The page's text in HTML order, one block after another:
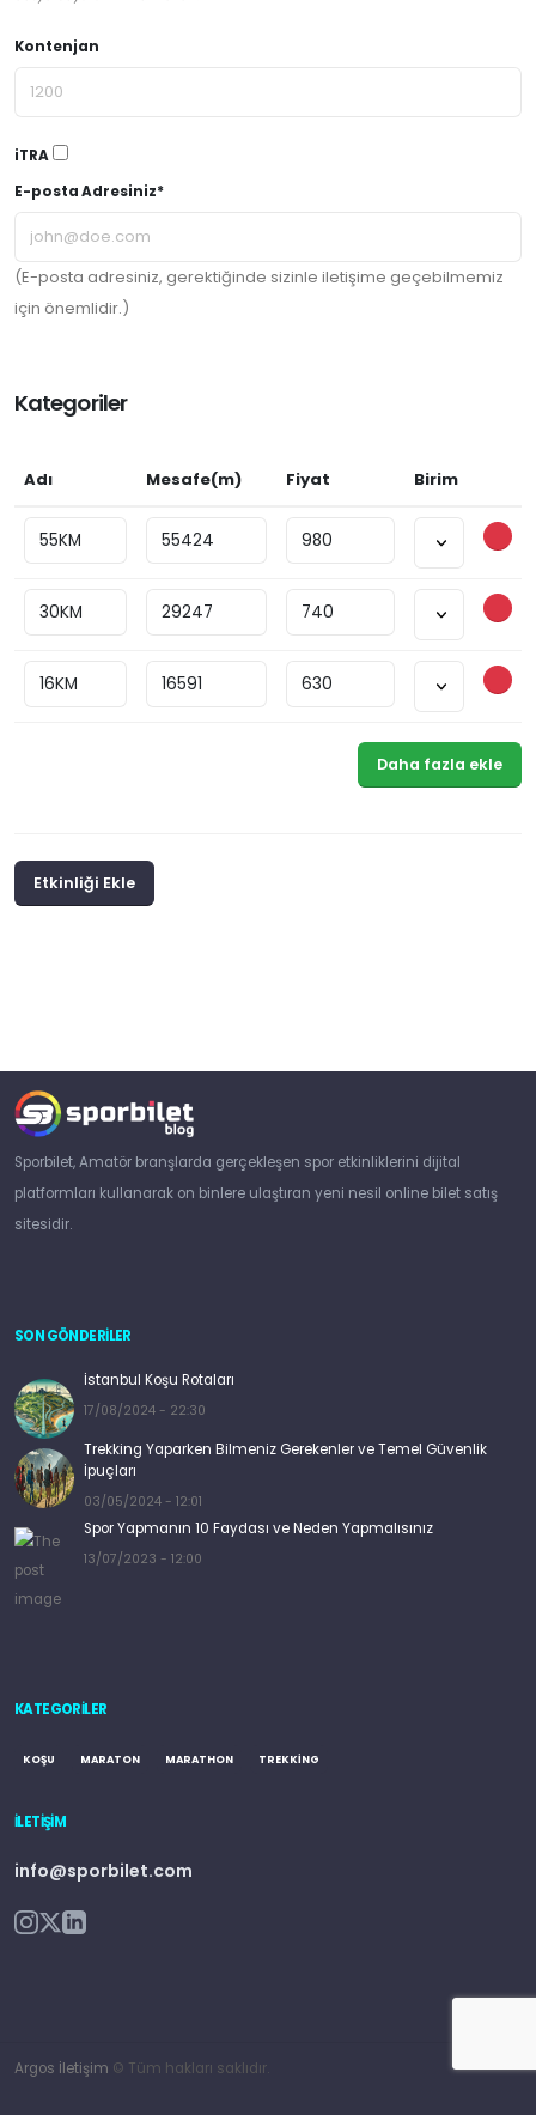
Kontenjan
iTRA
E-posta Adresiniz*
(E-posta adresiniz, gerektiğinde sizinle iletişime geçebilmemiz
için önemlidir.)
Kategoriler
Adı Mesafe(m) Fiyat Birim
Daha fazla ekle
Sporbilet, Amatör branşlarda gerçekleşen spor etkinliklerini dijital
platformları kullanarak on binlere ulaştıran yeni nesil online bilet satış
sitesidir.
SON GÖNDERİLER
İstanbul Koşu Rotaları
17/08/2024 - 22:30
Trekking Yaparken Bilmeniz Gerekenler ve Temel Güvenlik
İpuçları
03/05/2024 - 12:01
Spor Yapmanın 10 Faydası ve Neden Yapmalısınız
13/07/2023 - 12:00
KATEGORILER
KOŞU MARATON MARATHON TREKKING
İLETIŞIM
info@sporbilet.com
Argos İletişim © Tüm hakları saklıdır.